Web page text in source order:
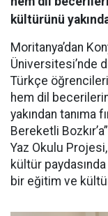
kültürünü
Moritanya’dan
Üniversitesi’nde
Türkçe
hem dil
yakından tanıma
Bereketli
Yaz Okulu
kültür
bir eğitim ve